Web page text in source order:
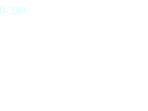
330